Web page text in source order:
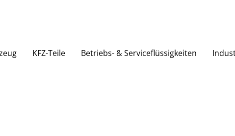
KFZ-Teile Betriebs- & Serviceflüssigkeiten